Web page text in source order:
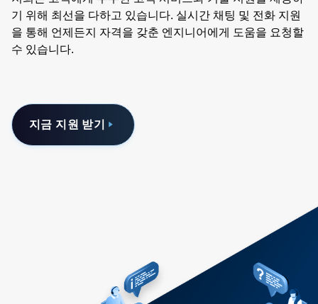
기 위해 최선을 다하고 있습니다. 실시간 채팅 및 전화 지원
을 통해 언제든지 자격을 갖춘 엔지니어에게 도움을 요청할
수 있습니다.
지금 지원 받기